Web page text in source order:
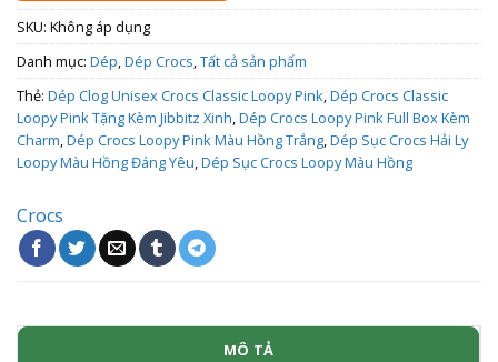
SKU: Không áp dụng
Danh mục: Dép,Dép Crocs,Tất cả sản phẩm
Thẻ: Dép Clog Unisex Crocs Classic Loopy Pink,Dép Crocs Classic
Loopy Pink Tặng Kèm Jibbitz Xinh,Dép Crocs Loopy Pink Full Box Kèm
Charm,Dép Crocs Loopy Pink Màu Hồng Trắng,Dép Sục Crocs Hải Ly
Loopy Màu Hồng Đáng Yêu,Dép Sục Crocs Loopy Màu Hồng
Crocs
MÔ TẢ